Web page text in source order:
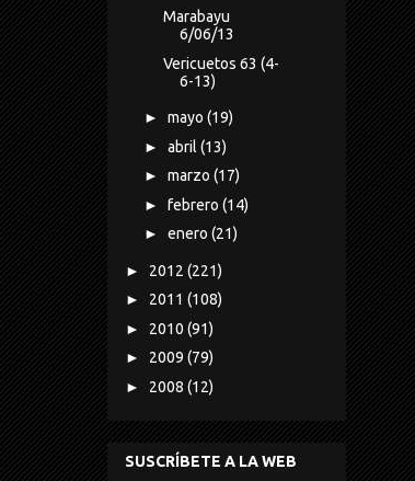
Marabayu
6/06/13
Vericuetos 63 (4-
6-13)
► mayo (19)
► abril (13)
► marzo (17)
► febrero (14)
► enero (21)
► 2012 (221)
► 2011 (108)
► 2010 (91)
► 2009 (79)
► 2008 (12)
SUSCRÍBETE A LA WEB